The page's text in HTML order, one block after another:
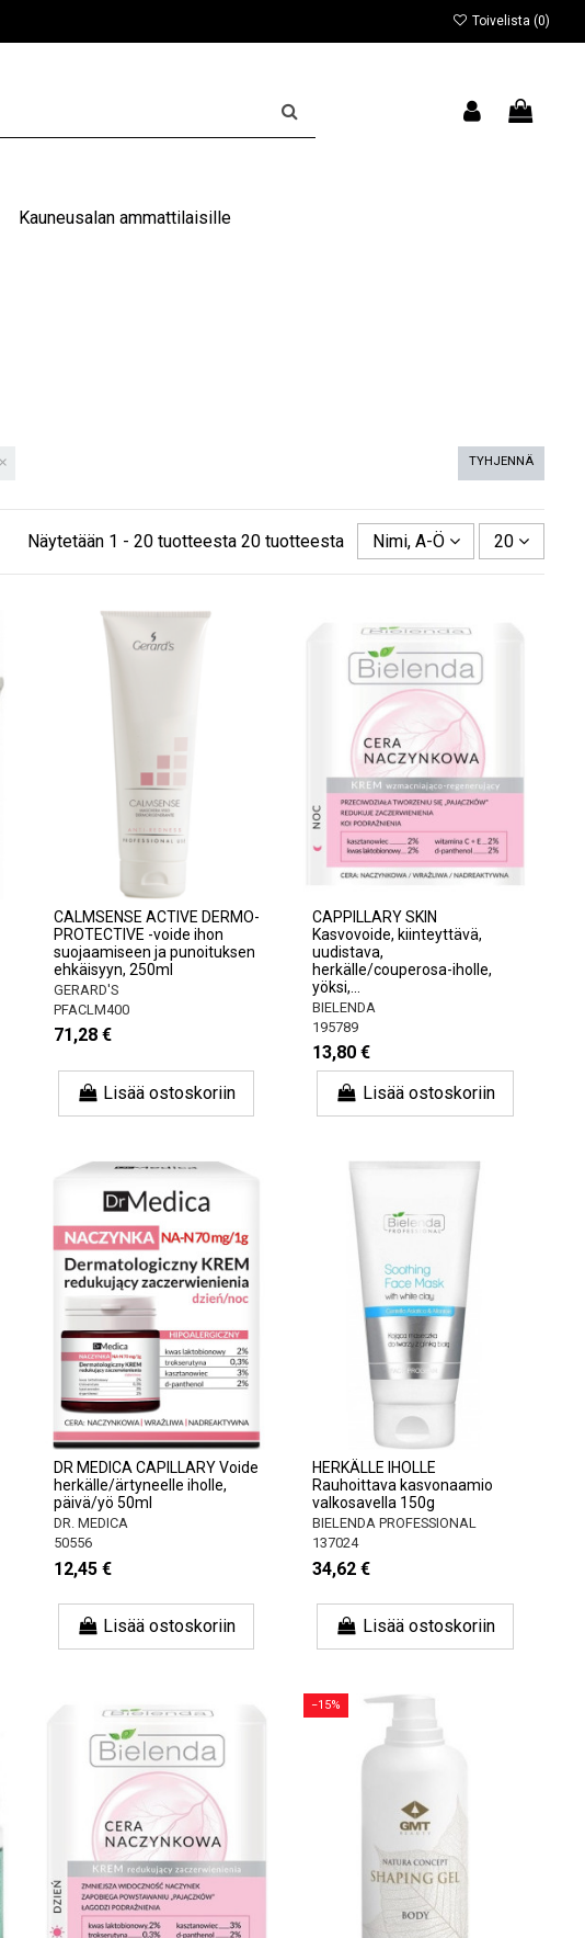
Toivelista (0)
Kauneusalan ammattilaisille
TYHJENNÄ
Näytetään 1 - 20 tuotteesta 20 tuotteesta Nimi, A-Ö 20
CALMSENSE ACTIVE DERMO-
PROTECTIVE -voide ihon
suojaamiseen ja punoituksen
ehkäisyyn, 250ml
GERARD'S
PFACLM400
71,28 €
Lisää ostoskoriin
CAPPILLARY SKIN
Kasvovoide, kiinteyttävä,
uudistava,
herkälle/couperosa-iholle,
yöksi,...
BIELENDA
195789
13,80 €
Lisää ostoskoriin
DR MEDICA CAPILLARY Voide
herkälle/ärtyneelle iholle,
päivä/yö 50ml
DR. MEDICA
50556
12,45 €
Lisää ostoskoriin
HERKÄLLE IHOLLE
Rauhoittava kasvonaamio
valkosavella 150g
BIELENDA PROFESSIONAL
137024
34,62 €
Lisää ostoskoriin
−15%